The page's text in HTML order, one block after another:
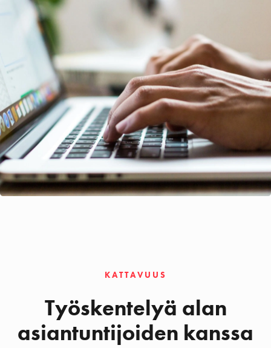
KATTAVUUS
Työskentelyä alan
asiantuntijoiden kanssa